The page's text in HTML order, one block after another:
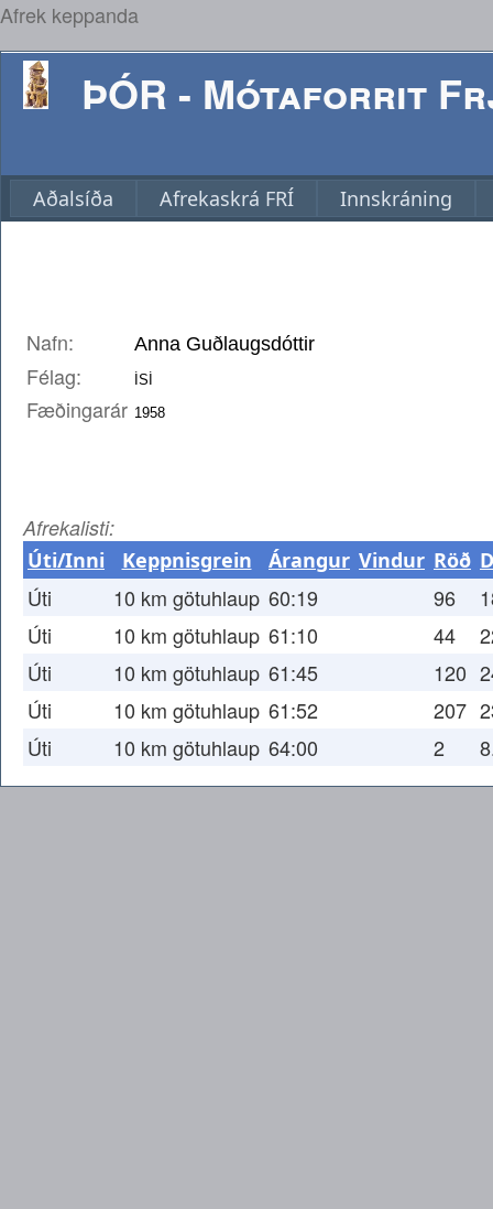
Afrek keppanda
ÞÓR - Mótaforrit
Aðalsíða Afrekaskrá FRÍ Innskráning
Nafn:
Félag:
Fæðingarár
Afrekalisti:
Úti/Inni Keppnisgrein Árangur Vindur Röð
Úti 10 km götuhlaup 60:19 96
Úti
10 km götuhlaup 61:10 44
Úti
10 km götuhlaup 61:45 120
Úti
10 km götuhlaup 61:52 207
Úti
10 km götuhlaup 64:00 2